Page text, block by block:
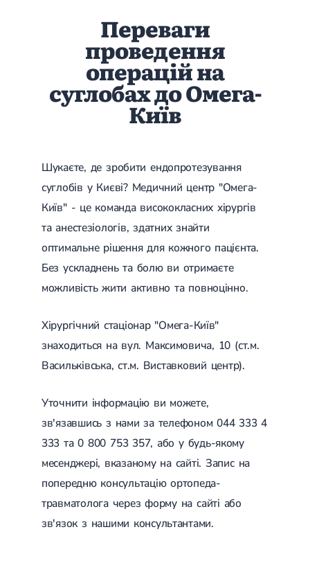
Переваги
проведення
операцій на
суглобах до Омега-
Київ
Шукаєте, де зробити ендопротезування
суглобів у Києві? Медичний центр "Омега-
Київ" - це команда висококласних хірургів
та анестезіологів, здатних знайти
оптимальне рішення для кожного пацієнта.
Без ускладнень та болю ви отримаєте
можливість жити активно та повноцінно.
Хірургічний стаціонар "Омега-Київ"
знаходиться на вул. Максимовича, 10 (ст.м.
Васильківська, ст.м. Виставковий центр).
Уточнити інформацію ви можете,
зв'язавшись з нами за телефоном 044 333 4
333 та 0 800 753 357, або у будь-якому
месенджері, вказаному на сайті. Запис на
попередню консультацію ортопеда-
травматолога через форму на сайті або
зв'язок з нашими консультантами.